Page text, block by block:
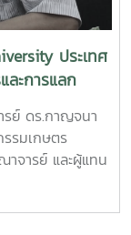
ององค์กร
ประเทศ
ะการแลก
ย์ ดร.กาญจนา
รมเกษตร
จารย์ และผู้แทน
ษา และคณะ